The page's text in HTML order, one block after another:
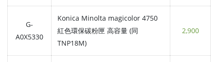
G-
A0X5330
Konica Minolta magicolor 4750
紅色環保碳粉匣 高容量 (同
TNP18M)
2,900